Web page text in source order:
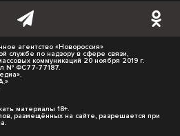
агентство «Новороссия»
службе по надзору в сфере связи,
коммуникаций 20 ноября 2019 г.
№ ФС77-77187.
материалы 18+.
размещённых на сайте, разрешается при